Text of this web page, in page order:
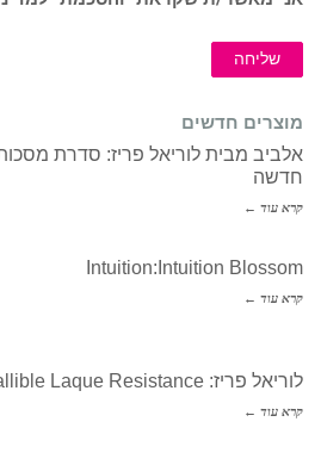
שליחה
מוצרים חדשים
אלביב מבית לוריאל פריז: סדרת
חדשה
קרא עוד ←
Intuition:Intuition Blossom
קרא עוד ←
לוריאל פריז: Infallible Laque Resistance
קרא עוד ←